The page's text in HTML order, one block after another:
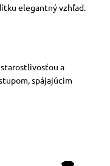
elegantný vzhľad.
a
spájajúcim